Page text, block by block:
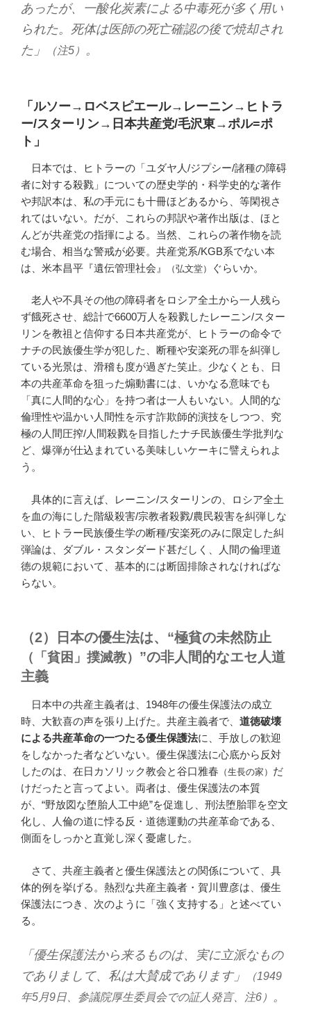
あったが、一酸化炭素による中毒死が多く用い
られた。死体は医師の死亡確認の後で焼却され
た」
（注5） 。
「ルソー→ロベスピエール→レーニン→ヒトラ
ー/スターリン→日本共産党/毛沢東→ポル=ポ
ト」
日本では、ヒトラーの「ユダヤ人/ジプシー/諸種の障碍
者に対する殺戮」についての歴史学的・科学史的な著作
や邦訳本は、私の手元にも十冊ほどあるから、等閑視さ
れてはいない。だが、これらの邦訳や著作出版は、ほと
んどが共産党の指揮による。当然、これらの著作物を読
む場合、相当な警戒が必要。共産党系/KGB系でない本
は、米本昌平『遺伝管理社会』
（弘文堂） ぐらいか。
老人や不具その他の障碍者をロシア全土から一人残ら
ず餓死させ、総計で6600万人を殺戮したレーニン/スター
リンを教祖と信仰する日本共産党が、ヒトラーの命令で
ナチの民族優生学が犯した、断種や安楽死の罪を糾弾し
ている光景は、滑稽も度が過ぎた笑止。少なくとも、日
本の共産革命を狙った煽動書には、いかなる意味でも
「真に人間的な心」を持つ者は一人もいない。人間的な
倫理性や温かい人間性を示す詐欺師的演技をしつつ、究
極の人間圧搾/人間殺戮を目指したナチ民族優生学批判な
ど、爆弾が仕込まれている美味しいケーキに譬えられよ
う。
具体的に言えば、レーニン/スターリンの、ロシア全土
を血の海にした階級殺害/宗教者殺戮/農民殺害を糾弾しな
い、ヒトラー民族優生学の断種/安楽死のみに限定した糾
弾論は、ダブル・スタンダード甚だしく、人間の倫理道
徳の規範において、基本的には断固排除されなければな
らない。
（2）日本の優生法は、“極貧の未然防止
（「貧困」撲滅教） ”の非人間的なエセ人道
主義
日本中の共産主義者は、1948年の優生保護法の成立
時、大歓喜の声を張り上げた。共産主義者で、 道徳破壊
による共産革命の一つたる優生保護法に、手放しの歓迎
をしなかった者などいない。優生保護法に心底から反対
したのは、在日カソリック教会と谷口雅春 （生長の家） だ
けだったと言ってよい。両者は、優生保護法の本質
が、“野放図な堕胎人工中絶”を促進し、刑法堕胎罪を空文
化し、人倫の道に悖る反・道徳運動の共産革命である、
側面をしっかと直覚し深く憂慮した。
さて、共産主義者と優生保護法との関係について、具
体的例を挙げる。熱烈な共産主義者・賀川豊彦は、優生
保護法につき、次のように「強く支持する」と述べてい
る。
「優生保護法から来るものは、実に立派なもの
でありまして、私は大賛成であります」
（1949
年5月9日、参議院厚生委員会での証人発言、注6）
。